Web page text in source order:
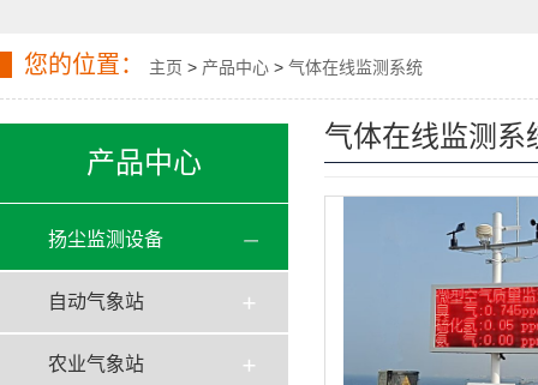
您的位置： 主页 > 产品中心 > 气体在线监测系统
产品中心
扬尘监测设备
自动气象站
农业气象站
气体在线监测系